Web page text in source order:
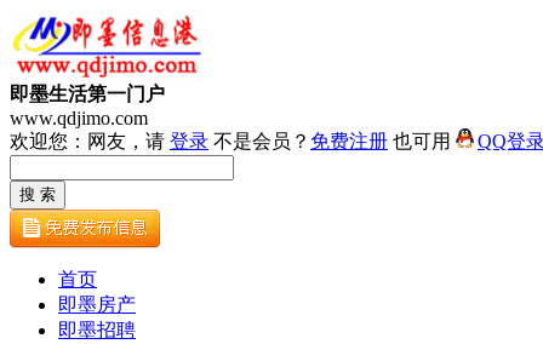
即墨生活第一门户
www.qdjimo.com
欢迎您：网友，请 登录 不是会员？ 免费注册 也可用 QQ登
首页
即墨房产
即墨招聘